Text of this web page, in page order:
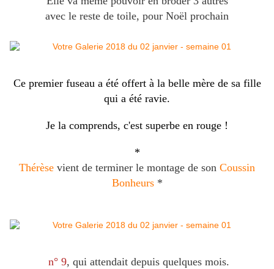
avec le reste de toile, pour Noël prochain
Ce premier fuseau a été offert à la belle mère de sa fille
qui a été ravie.
Je la comprends, c'est superbe en rouge !
*
Thérèse vient de terminer le montage de son Coussin
Bonheurs *
n° 9, qui attendait depuis quelques mois.